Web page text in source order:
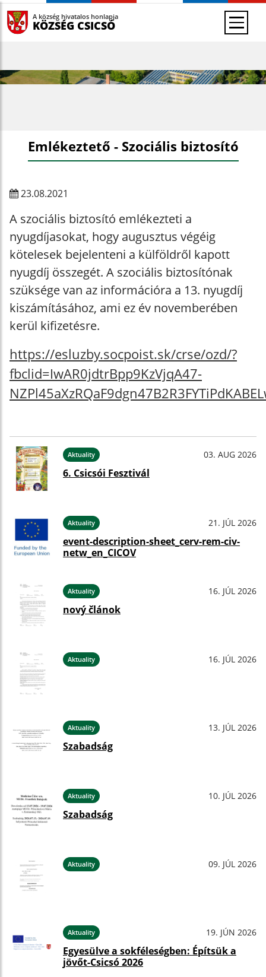
A község hivatalos honlapja
KÖZSÉG CSICSÓ
Emlékeztető - Szociális biztosító
23.08.2021
A szociális biztosító emlékezteti a
nyugdíjasokat, hogy augusztus végéig
kötelesek bejelenteni a külföldről kapott
nyugdíj összegét. A szociális biztosítónak
szüksége van az információra a 13. nyugdíj
kiszámításához, ami ez év novemberében
kerül kifizetésre.
https://esluzby.socpoist.sk/crse/ozd/?
fbclid=IwAR0jdtrBpp9KzVjqA47-
Aktuality 03. AUG 2026
6. Csicsói Fesztivál
Aktuality 21. JÚL 2026
event-description-sheet_cerv-rem-civ-
netw_en_CICOV
Aktuality 16. JÚL 2026
nový článok
Aktuality 16. JÚL 2026
Aktuality 13. JÚL 2026
Szabadság
Aktuality 10. JÚL 2026
Szabadság
Aktuality 09. JÚL 2026
Aktuality 19. JÚN 2026
Egyesülve a sokféleségben: Építsük a
jövőt-Csicsó 2026